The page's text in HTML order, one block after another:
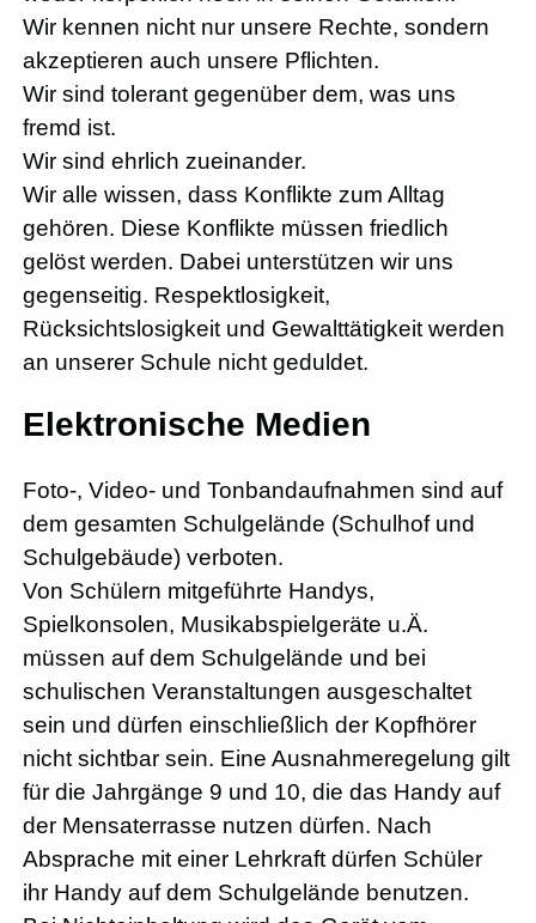
Wir kennen nicht nur unsere Rechte, sondern
akzeptieren auch unsere Pflichten.
Wir sind tolerant gegenüber dem, was uns
fremd ist.
Wir sind ehrlich zueinander.
Wir alle wissen, dass Konflikte zum Alltag
gehören. Diese Konflikte müssen friedlich
gelöst werden. Dabei unterstützen wir uns
gegenseitig. Respektlosigkeit,
Rücksichtslosigkeit und Gewalttätigkeit werden
an unserer Schule nicht geduldet.
Elektronische Medien
Foto-, Video- und Tonbandaufnahmen sind auf
dem gesamten Schulgelände (Schulhof und
Schulgebäude) verboten.
Von Schülern mitgeführte Handys,
Spielkonsolen, Musikabspielgeräte u.Ä.
müssen auf dem Schulgelände und bei
schulischen Veranstaltungen ausgeschaltet
sein und dürfen einschließlich der Kopfhörer
nicht sichtbar sein. Eine Ausnahmeregelung gilt
für die Jahrgänge 9 und 10, die das Handy auf
der Mensaterrasse nutzen dürfen. Nach
Absprache mit einer Lehrkraft dürfen Schüler
ihr Handy auf dem Schulgelände benutzen.